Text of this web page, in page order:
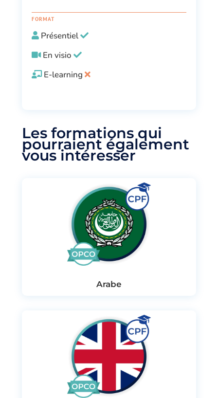
FORMAT
Présentiel
En visio
E-learning
Les formations qui
pourraient également
vous intéresser
Arabe